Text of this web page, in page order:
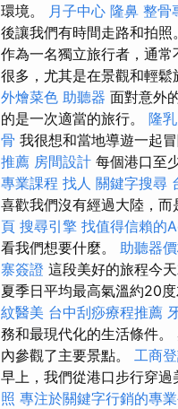
環境。
月子中心 隆鼻 整骨
後讓我們有時間走路和拍照
作為一名獨立旅行者，通
很多，尤其是在景觀和輕鬆
外燴菜色 助聽器 面對意外
的是一次適當的旅行。 隆乳
骨 我很想和當地導遊一起
推薦 房間設計 每個港口至
專業課程 找人 關鍵字搜尋
喜歡我們沒有經過大陸，
頁 搜尋引擎 找值得信賴的
看我們想要什麼。 助聽器
寨簽證 這段美好的旅程今
夏季日平均最高氣溫約20
紋醫美 台中刮痧療程推薦
務和最現代化的生活條件
內參觀了主要景點。 工商
早上，我們從港口步行穿
照 專注於關鍵字行銷的專